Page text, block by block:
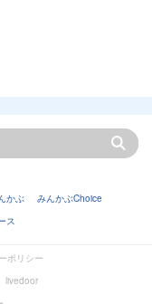
かぶ
みんかぶChoice
ス
ポリシー
livedoor